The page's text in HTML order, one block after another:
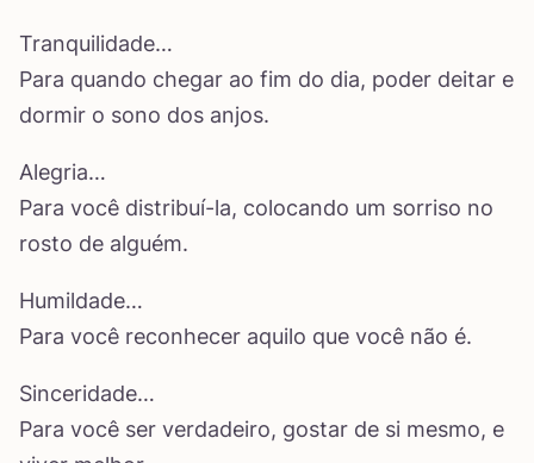
Tranquilidade…
Para quando chegar ao fim do dia, poder deitar e
dormir o sono dos anjos.
Alegria…
Para você distribuí-la, colocando um sorriso no
rosto de alguém.
Humildade…
Para você reconhecer aquilo que você não é.
Sinceridade…
Para você ser verdadeiro, gostar de si mesmo, e